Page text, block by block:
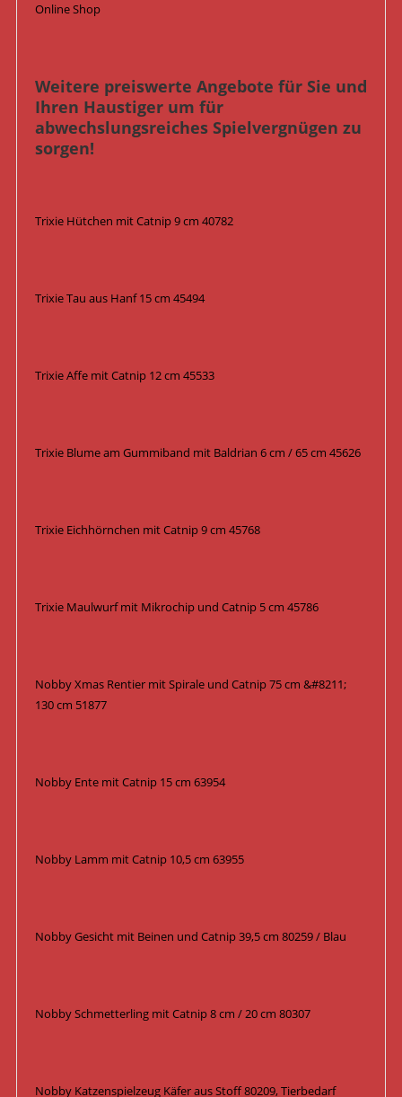
Online Shop
Weitere preiswerte Angebote für Sie und
Ihren Haustiger um für
abwechslungsreiches Spielvergnügen zu
sorgen!
Trixie Hütchen mit Catnip 9 cm 40782
Trixie Tau aus Hanf 15 cm 45494
Trixie Affe mit Catnip 12 cm 45533
Trixie Blume am Gummiband mit Baldrian 6 cm / 65 cm 45626
Trixie Eichhörnchen mit Catnip 9 cm 45768
Trixie Maulwurf mit Mikrochip und Catnip 5 cm 45786
Nobby Xmas Rentier mit Spirale und Catnip 75 cm &#8211;
130 cm 51877
Nobby Ente mit Catnip 15 cm 63954
Nobby Lamm mit Catnip 10,5 cm 63955
Nobby Gesicht mit Beinen und Catnip 39,5 cm 80259 / Blau
Nobby Schmetterling mit Catnip 8 cm / 20 cm 80307
Nobby Katzenspielzeug Käfer aus Stoff 80209, Tierbedarf